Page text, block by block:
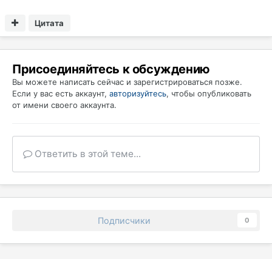
Цитата
Присоединяйтесь к обсуждению
Вы можете написать сейчас и зарегистрироваться позже.
Если у вас есть аккаунт, авторизуйтесь, чтобы опубликовать
от имени своего аккаунта.
Ответить в этой теме...
Подписчики 0